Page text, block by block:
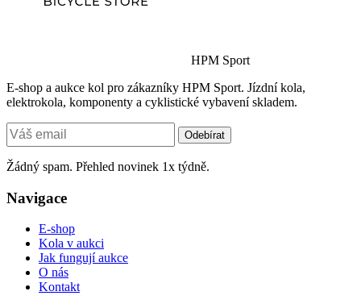
HPM Sport
E-shop a aukce kol pro zákazníky HPM Sport. Jízdní kola,
elektrokola, komponenty a cyklistické vybavení skladem.
Odebírat
Žádný spam. Přehled novinek 1x týdně.
Navigace
E-shop
Kola v aukci
Jak fungují aukce
O nás
Kontakt